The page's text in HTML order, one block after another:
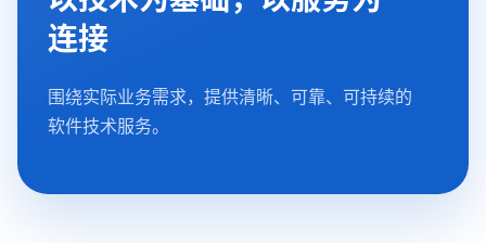
连接
围绕实际业务需求，提供清晰、可靠、可持续的
软件技术服务。